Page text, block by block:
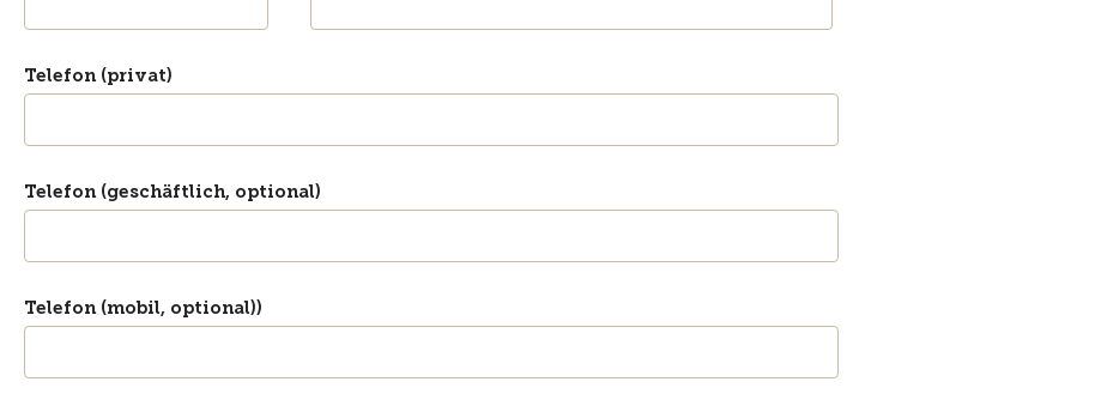
Telefon (privat)
Telefon (geschäftlich, optional)
Telefon (mobil, optional))